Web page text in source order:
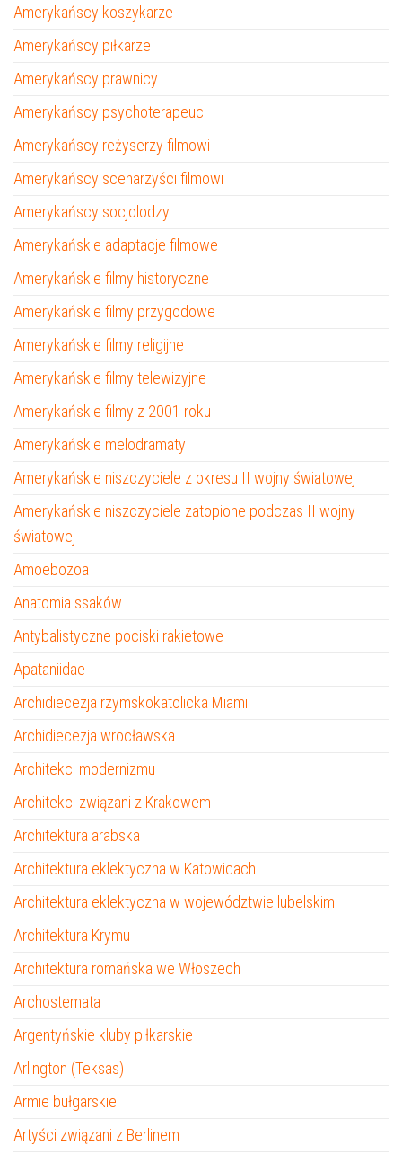
Amerykańscy koszykarze
Amerykańscy piłkarze
Amerykańscy prawnicy
Amerykańscy psychoterapeuci
Amerykańscy reżyserzy filmowi
Amerykańscy scenarzyści filmowi
Amerykańscy socjolodzy
Amerykańskie adaptacje filmowe
Amerykańskie filmy historyczne
Amerykańskie filmy przygodowe
Amerykańskie filmy religijne
Amerykańskie filmy telewizyjne
Amerykańskie filmy z 2001 roku
Amerykańskie melodramaty
Amerykańskie niszczyciele z okresu II wojny światowej
Amerykańskie niszczyciele zatopione podczas II wojny
światowej
Amoebozoa
Anatomia ssaków
Antybalistyczne pociski rakietowe
Apataniidae
Archidiecezja rzymskokatolicka Miami
Archidiecezja wrocławska
Architekci modernizmu
Architekci związani z Krakowem
Architektura arabska
Architektura eklektyczna w Katowicach
Architektura eklektyczna w województwie lubelskim
Architektura Krymu
Architektura romańska we Włoszech
Archostemata
Argentyńskie kluby piłkarskie
Arlington (Teksas)
Armie bułgarskie
Artyści związani z Berlinem